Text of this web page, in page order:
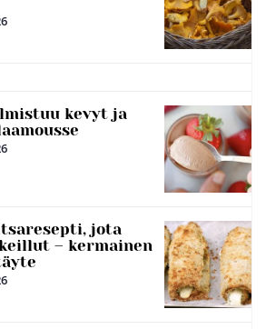
kevyt ja
jota
– kermainen